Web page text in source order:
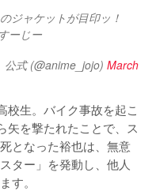
式 (@anime_jojo) March
校生。バイク事故を起こ
矢を撃たれたことで、ス
となった裕也は、無意
ター」を発動し、他人
す。